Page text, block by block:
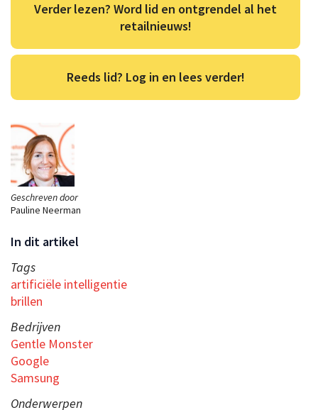
Geschreven door
Pauline Neerman
In dit artikel
Tags
artificiële intelligentie
brillen
Bedrijven
Gentle Monster
Google
Samsung
Onderwerpen
Verder lezen? Word lid en ontgrendel al het
retailnieuws!
Reeds lid? Log in en lees verder!